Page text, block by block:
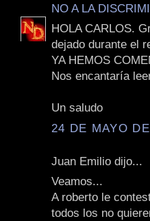
NO A LA
HOLA CARLOS.
dejado durante el
YA HEMOS
Nos encantaría
Un saludo
24 DE MAYO
Juan Emilio dijo...
Veamos...
A roberto le
todos los no